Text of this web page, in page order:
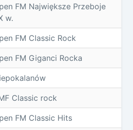
FM Największe Przeboje
w.
FM Classic Rock
FM Giganci Rocka
Classic rock
FM Classic Hits